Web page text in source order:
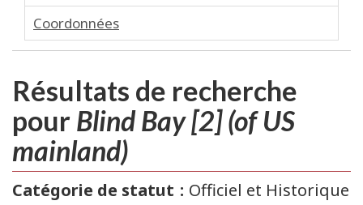
Coordonnées
Résultats de recherche
pourBlind Bay [2] (of US
mainland)
Catégorie de statut
Officiel et Historique